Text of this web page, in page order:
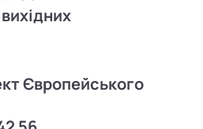
Європейського